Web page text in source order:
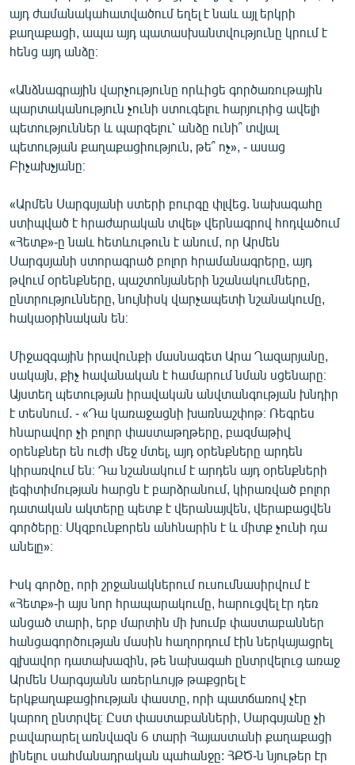
այդ ժամանակահատվածում եղել է նաև այլ երկրի
քաղաքացի, ապա այդ պատասխանտվությունը կրում է
հենց այդ անձը։
«Անձնագրային վարչությունը որևիցե գործառութային
պարտականություն չունի ստուգելու հարյուրից ավելի
պետություններ և պարզելու՝ անձը ունի՞ տվյալ
պետության քաղաքացիություն, թե՞ ոչ», - ասաց
Բիչախչյանը։
«Արմեն Սարգսյանի ստերի բուրգը փլվեց. նախագահը
ստիպված է հրաժարական տվել» վերնագրով հոդվածում
«Հետք»-ը նաև հետևութուն է անում, որ Արմեն
Սարգսյանի ստորագրած բոլոր հրամանագրերը, այդ
թվում օրենքները, պաշտոնյաների նշանակումները,
ընտրությունները, նույնիսկ վարչապետի նշանակումը,
հակաօրինական են։
Միջազգային իրավունքի մասնագետ Արա Ղազարյանը,
սակայն, քիչ հավանական է համարում նման սցենարը։
Այստեղ պետության իրավական անվտանգության խնդիր
է տեսնում. - «Դա կառաջացնի խառնաշփոթ։ Ռեգրես
հնարավոր չի բոլոր փաստաթղթերը, բազմաթիվ
օրենքներ են ուժի մեջ մտել, այդ օրենքները արդեն
կիրառվում են։ Դա նշանակում է արդեն այդ օրենքների
լեգիտիմության հարցն է բարձրանում, կիրառված բոլոր
դատական ակտերը պետք է վերանայվեն, վերաբացվեն
գործերը։ Սկզբունքորեն անհնարին է և միտք չունի դա
անելը»։
Իսկ գործը, որի շրջանակներում ուսումնասիրվում է
«Հետք»-ի այս նոր հրապարակումը, հարուցվել էր դեռ
անցած տարի, երբ մարտին մի խումբ փաստաբաններ
հանցագործության մասին հաղորդում էին ներկայացրել
գլխավոր դատախազին, թե նախագահ ընտրվելուց առաջ
Արմեն Սարգսյանն առերևույթ թաքցրել է
երկքաղաքացիության փաստը, որի պատճառով չէր
կարող ընտրվել։ Ըստ փաստաբանների, Սարգսյանը չի
բավարարել առնվազն 6 տարի Հայաստանի քաղաքացի
լինելու սահմանադրական պահանջը: ՀՔԾ-ն նյութեր էր